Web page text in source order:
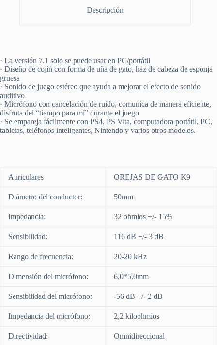
Descripción
· La versión 7.1 solo se puede usar en PC/portátil
· Diseño de cojín con forma de uña de gato, haz de cabeza de esponja
gruesa
· Sonido de juego estéreo que ayuda a mejorar el efecto de sonido
auditivo
· Micrófono con cancelación de ruido, comunica de manera eficiente,
disfruta del “tiempo para mí” durante el juego
· Se empareja fácilmente con PS4, PS Vita, computadora portátil, PC,
tabletas, teléfonos inteligentes, Nintendo y varios otros modelos.
Auriculares OREJAS DE GATO K9
Diámetro del conductor: 50mm
Impedancia: 32 ohmios +/- 15%
Sensibilidad: 116 dB +/- 3 dB
Rango de frecuencia: 20-20 kHz
Dimensión del micrófono: 6,0*5,0mm
Sensibilidad del micrófono: -56 dB +/- 2 dB
Impedancia del micrófono: 2,2 kiloohmios
Directividad: Omnidireccional